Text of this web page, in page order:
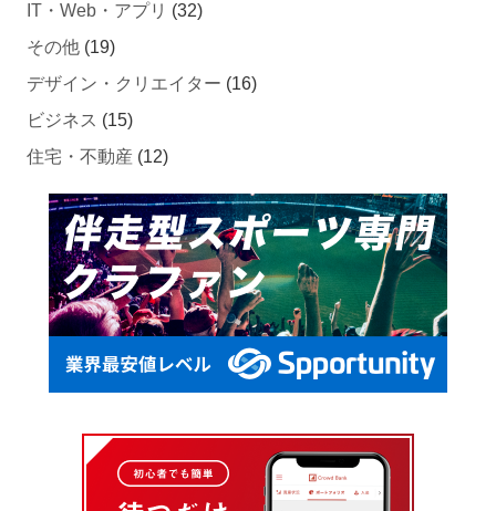
IT・Web・アプリ (32)
その他 (19)
デザイン・クリエイター (16)
ビジネス (15)
住宅・不動産 (12)